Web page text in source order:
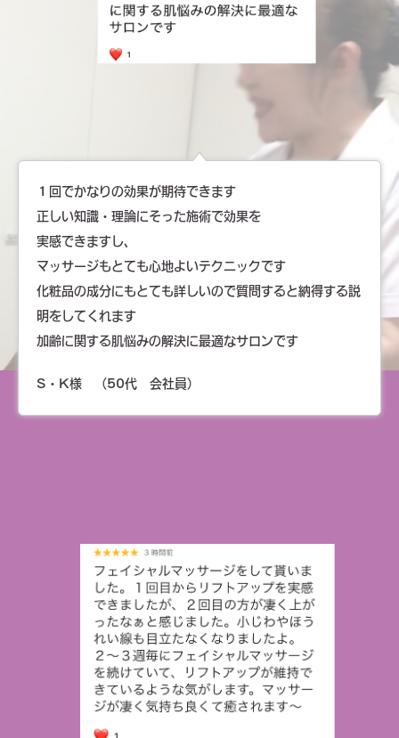
１回でかなりの効果が期待できます
正しい知識・理論にそった施術で効果を
実感できますし、
マッサージもとても心地よいテクニックです
化粧品の成分にもとても詳しいので質問すると納得する説
明をしてくれます
加齢に関する肌悩みの解決に最適なサロンです
S・K様 （50代 会社員）